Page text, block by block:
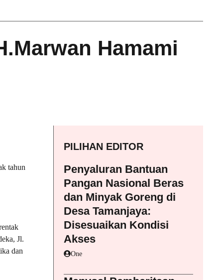
Hamami
tahun
Jl.
dan
PILIHAN EDITOR
Penyaluran Bantuan
Pangan Nasional Beras
dan Minyak Goreng di
Desa Tamanjaya:
Disesuaikan Kondisi
Akses
One